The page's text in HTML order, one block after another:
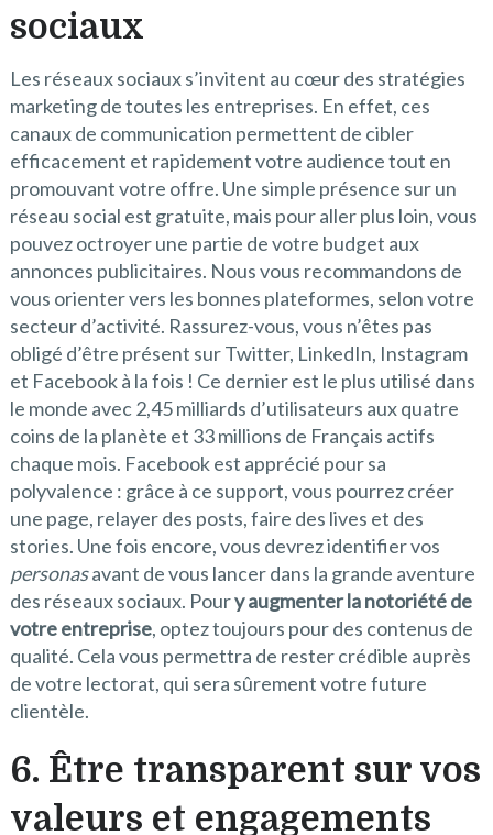
sociaux
Les réseaux sociaux s’invitent au cœur des stratégies
marketing de toutes les entreprises. En effet, ces
canaux de communication permettent de cibler
efficacement et rapidement votre audience tout en
promouvant votre offre. Une simple présence sur un
réseau social est gratuite, mais pour aller plus loin, vous
pouvez octroyer une partie de votre budget aux
annonces publicitaires. Nous vous recommandons de
vous orienter vers les bonnes plateformes, selon votre
secteur d’activité. Rassurez-vous, vous n’êtes pas
obligé d’être présent sur Twitter, LinkedIn, Instagram
et Facebook à la fois ! Ce dernier est le plus utilisé dans
le monde avec 2,45 milliards d’utilisateurs aux quatre
coins de la planète et 33 millions de Français actifs
chaque mois. Facebook est apprécié pour sa
polyvalence : grâce à ce support, vous pourrez créer
une page, relayer des posts, faire des lives et des
stories. Une fois encore, vous devrez identifier vos
personasavant de vous lancer dans la grande aventure
des réseaux sociaux. Poury augmenter la notoriété de
votre entreprise, optez toujours pour des contenus de
qualité. Cela vous permettra de rester crédible auprès
de votre lectorat, qui sera sûrement votre future
clientèle.
6. Être transparent sur vos
valeurs et engagements